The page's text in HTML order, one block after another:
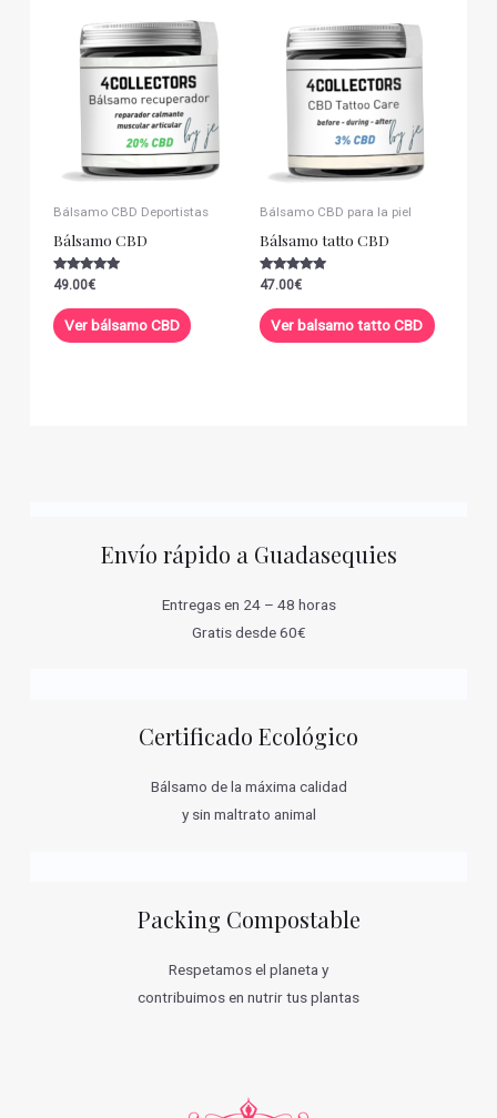
Bálsamo CBD Deportistas
Bálsamo CBD
Valorado con
de 5
49.00€
Ver bálsamo CBD
Bálsamo CBD para la piel
Bálsamo tatto CBD
Valorado con
de 5
47.00€
Ver balsamo tatto CBD
Envío rápido a Guadasequies
Entregas en 24 – 48 horas
Gratis desde 60€
Certificado Ecológico
Bálsamo de la máxima calidad
y sin maltrato animal
Packing Compostable
Respetamos el planeta y
contribuimos en nutrir tus plantas